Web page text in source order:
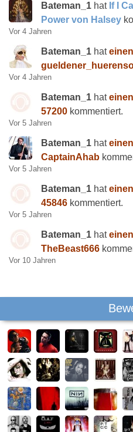
Bateman_1 hat If I
Power von Halsey
Vor 4 Jahren
Bateman_1 hat
Vor 4 Jahren
Bateman_1 hat
57200 kommentiert.
Vor 5 Jahren
Bateman_1 hat
CaptainAhab
Vor 5 Jahren
Bateman_1 hat
45846 kommentiert.
Vor 5 Jahren
Bateman_1 hat
TheBeast666
Vor 10 Jahren